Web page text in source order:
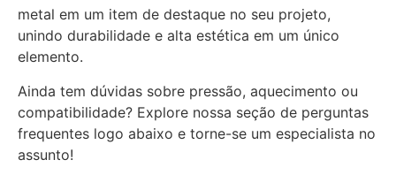
metal em um item de destaque no seu projeto,
unindo durabilidade e alta estética em um único
elemento.
Ainda tem dúvidas sobre pressão, aquecimento ou
compatibilidade? Explore nossa seção de perguntas
frequentes logo abaixo e torne-se um especialista no
assunto!